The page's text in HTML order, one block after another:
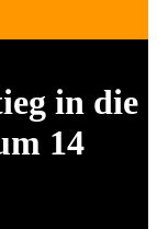
in die
14